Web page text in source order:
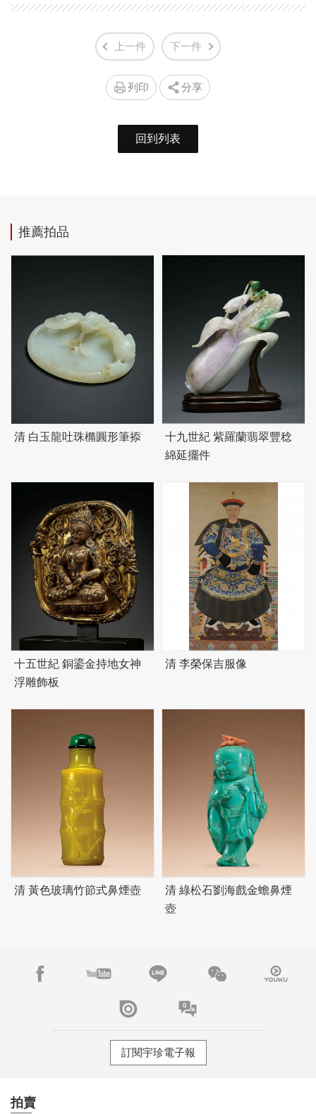
上一件 下一件
列印 分享
回到列表
推薦拍品
清 白玉龍吐珠橢圓形筆掭
十九世紀 紫羅蘭翡翠豐稔
綿延擺件
十五世紀 銅鎏金持地女神
浮雕飾板
清 李榮保吉服像
清 黃色玻璃竹節式鼻煙壺
清 綠松石劉海戲金蟾鼻煙
壺
訂閱宇珍電子報
拍賣